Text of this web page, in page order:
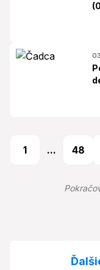
1 ... 48